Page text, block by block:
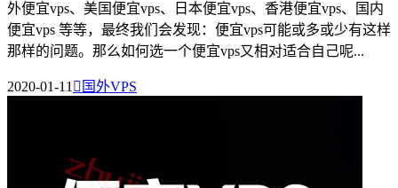
外便宜vps、美国便宜vps、日本便宜vps、香港便宜vps、国内
便宜vps 等等，最终我们会发现：便宜vps可能或多或少有这样
那样的问题。那么如何选一个便宜vps又相对适合自己呢...
2020-01-11 国外VPS